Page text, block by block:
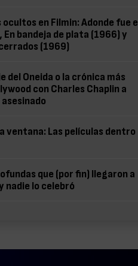
en Filmin: Adonde fue el
En bandeja de plata (1966) y
(1969)
del Oneida o la crónica más
con Charles Chaplin a
ventana: Las películas dentro
que (por fin) llegaron a
nadie lo celebró